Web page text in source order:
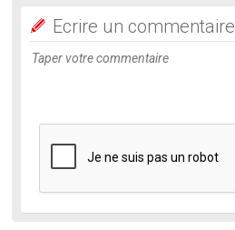
Ecrire un commentaire